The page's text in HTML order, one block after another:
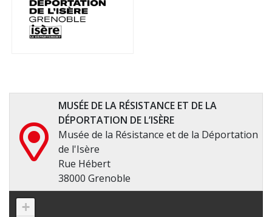
MUSÉE DE LA RÉSISTANCE ET DE LA
DÉPORTATION DE L’ISÈRE
Musée de la Résistance et de la Déportation
de l'Isère
Rue Hébert
38000 Grenoble
+